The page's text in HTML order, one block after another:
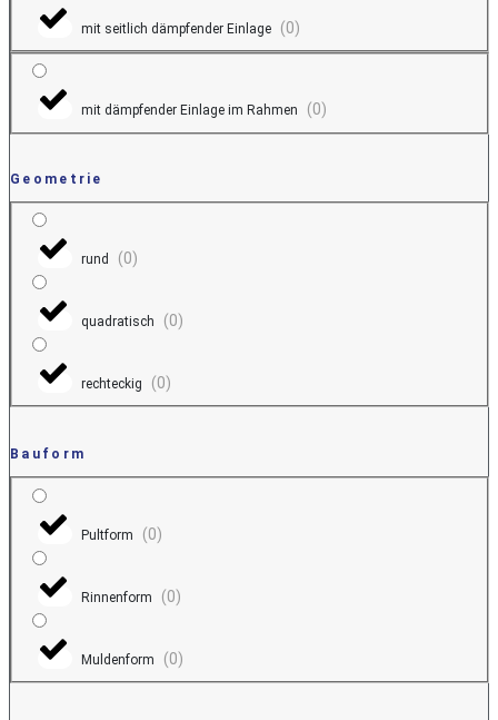
mit seitlich dämpfender Einlage (0)
mit dämpfender Einlage im Rahmen (0)
Geometrie
rund (0)
quadratisch (0)
rechteckig (0)
Bauform
Pultform (0)
Rinnenform (0)
Muldenform (0)